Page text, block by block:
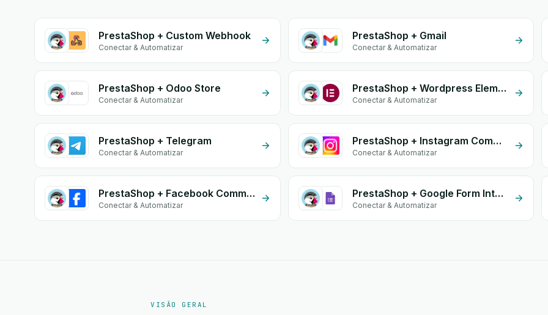
PrestaShop + Custom Webhook
Conectar & Automatizar
PrestaShop + Gmail
Conectar & Automatizar
PrestaShop + Odoo Store
Conectar & Automatizar
PrestaShop + Wordpress Elementor
Conectar & Automatizar
PrestaShop + Telegram
Conectar & Automatizar
PrestaShop + Instagram Comment
Conectar & Automatizar
PrestaShop + Facebook Comments
Conectar & Automatizar
PrestaShop + Google Form Integration
Conectar & Automatizar
VISÃO GERAL